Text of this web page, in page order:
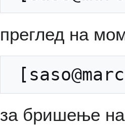
преглед на
за бришење